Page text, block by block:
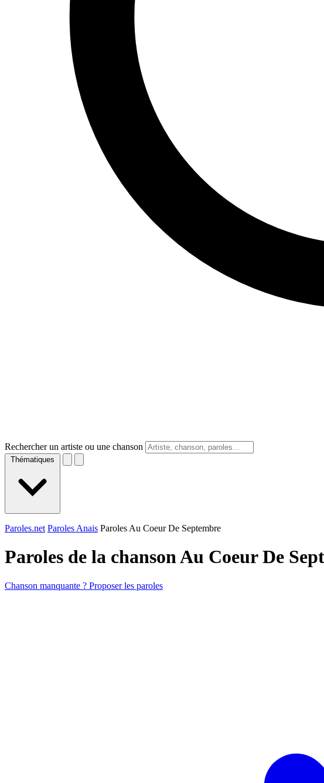
Rechercher un artiste ou une chanson
Thématiques
Paroles.net Paroles Anais Paroles Au Coeur De Septembre
Paroles de la chanson Au Coeur De
Chanson manquante ? Proposer les paroles